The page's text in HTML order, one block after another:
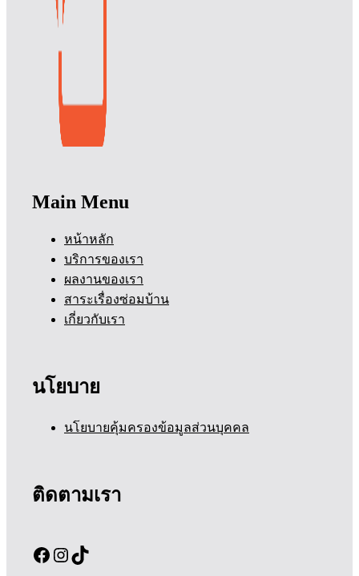
Main Menu
หน้าหลัก
บริการของเรา
ผลงานของเรา
สาระเรื่องซ่อมบ้าน
เกี่ยวกับเรา
นโยบาย
นโยบายคุ้มครองข้อมูลส่วนบุคคล
ติดตามเรา
Facebook
Instagram
TikTok